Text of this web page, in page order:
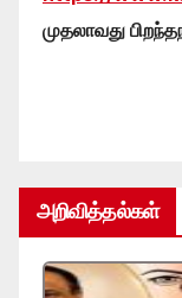
முதலாவது
அறிவித்தல்கள்